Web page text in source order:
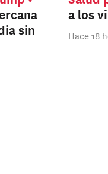
sin
a los
Hace 18